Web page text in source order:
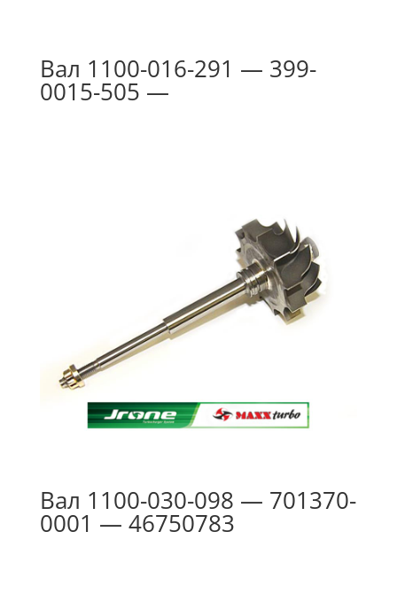
Вал 1100-016-291 — 399-
0015-505 —
Вал 1100-030-098 — 701370-
0001 — 46750783